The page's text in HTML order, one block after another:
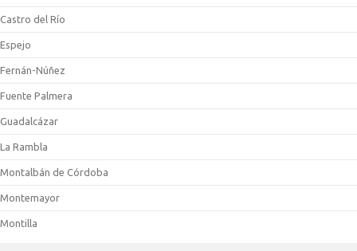
Castro del Río
Espejo
Fernán-Núñez
Fuente Palmera
Guadalcázar
La Rambla
Montalbán de Córdoba
Montemayor
Montilla